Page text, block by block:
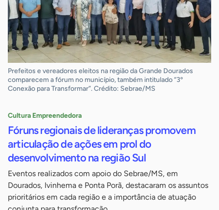
Prefeitos e vereadores eleitos na região da Grande Dourados
comparecem a fórum no município, também intitulado “3º
Conexão para Transformar”. Crédito: Sebrae/MS
Cultura Empreendedora
Fóruns regionais de lideranças promovem
articulação de ações em prol do
desenvolvimento na região Sul
Eventos realizados com apoio do Sebrae/MS, em
Dourados, Ivinhema e Ponta Porã, destacaram os assuntos
prioritários em cada região e a importância de atuação